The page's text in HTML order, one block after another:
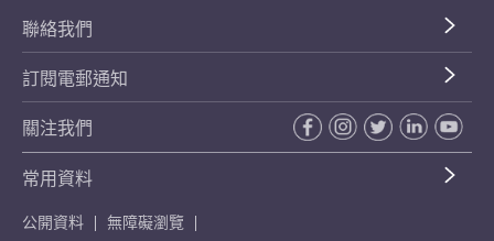
聯絡我們
訂閱電郵通知
關注我們
常用資料
公開資料
無障礙瀏覽